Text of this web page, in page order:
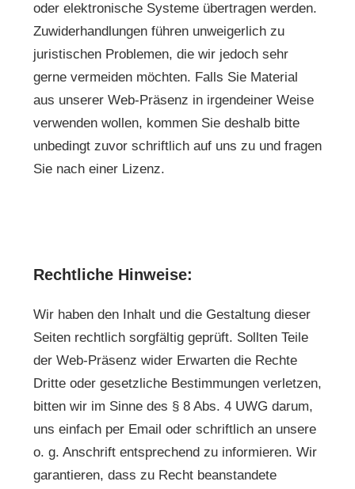
oder elektronische Systeme übertragen werden.
Zuwiderhandlungen führen unweigerlich zu
juristischen Problemen, die wir jedoch sehr
gerne vermeiden möchten. Falls Sie Material
aus unserer Web-Präsenz in irgendeiner Weise
verwenden wollen, kommen Sie deshalb bitte
unbedingt zuvor schriftlich auf uns zu und fragen
Sie nach einer Lizenz.
Rechtliche Hinweise:
Wir haben den Inhalt und die Gestaltung dieser
Seiten rechtlich sorgfältig geprüft. Sollten Teile
der Web-Präsenz wider Erwarten die Rechte
Dritte oder gesetzliche Bestimmungen verletzen,
bitten wir im Sinne des § 8 Abs. 4 UWG darum,
uns einfach per Email oder schriftlich an unsere
o. g. Anschrift entsprechend zu informieren. Wir
garantieren, dass zu Recht beanstandete